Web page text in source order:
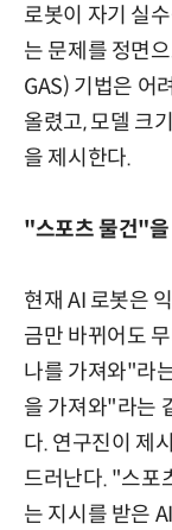
로봇이 자기 실
는 문제를 정면
GAS) 기법은 어
올렸고, 모델 크
을 제시한다.
"스포츠 물건"을
현재 AI 로봇은
금만 바뀌어도
나를 가져와"라
을 가져와"라는
다. 연구진이 제
드러난다. "스포
는 지시를 받은